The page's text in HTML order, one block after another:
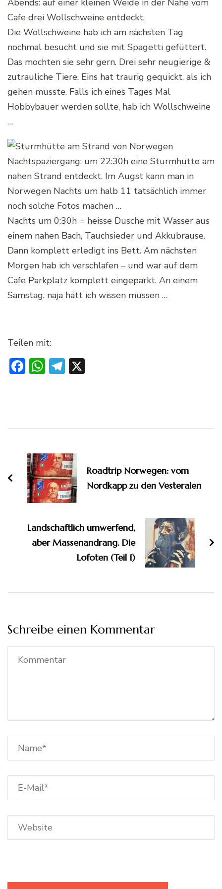
Cafe drei Wollschweine entdeckt.
Die Wollschweine hab ich am nächsten Tag
nochmal besucht und sie mit Spagetti gefüttert.
Das mochten sie sehr gern. Drei sehr neugierige &
zutrauliche Tiere. Eins hat traurig gequickt, als ich
gehen musste. Falls ich eines Tages Mal
Hobbybauer werden sollte, hab ich Wollschweine
…
Nachtspaziergang: um 22:30h eine Sturmhütte am
nahen Strand entdeckt. Im Augst kann man in
Norwegen Nachts um halb 11 tatsächlich immer
noch solche Fotos machen …
Nachts um 0:30h = heisse Dusche mit Wasser aus
einem nahen Bach, Tauchsieder und Akkubrause.
Dann komplett erledigt ins Bett. Am nächsten
Morgen hab ich verschlafen – und war auf dem
Cafe Parkplatz komplett eingeparkt. An einem
Samstag, naja hätt ich wissen müssen …
Teilen mit:
Facebook
WhatsApp
Telegram
Roadtrip Norwegen: vom
Nordkapp zu den Vesteralen
Landschaftlich umwerfend,
aber Massenandrang. Die
Lofoten (Teil 1)
Schreibe einen Kommentar